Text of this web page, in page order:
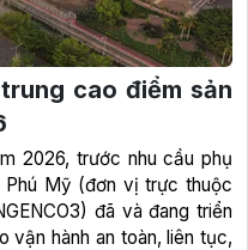
cao điểm sản
2026, trước nhu cầu phụ
Mỹ (đơn vị trực thuộc
đã và đang triển
vận hành an toàn, liên tục,